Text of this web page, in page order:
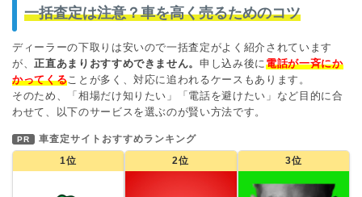
一括査定は注意？車を高く売るためのコツ
ディーラーの下取りは安いので一括査定がよく紹介されています
が、正直あまりおすすめできません。申し込み後に電話が一斉にか
かってくることが多く、対応に追われるケースもあります。
そのため、「相場だけ知りたい」「電話を避けたい」など目的に合
わせて、以下のサービスを選ぶのが賢い方法です。
PR
車査定サイトおすすめランキング
1位
2位 3位